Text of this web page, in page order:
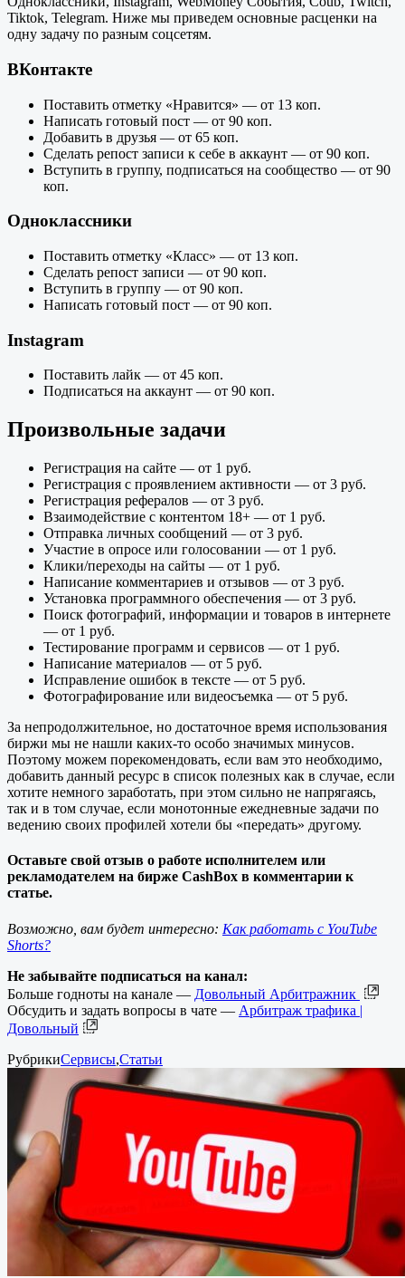
Tiktok, Telegram. Ниже мы приведем основные расценки на
одну задачу по разным соцсетям.
ВКонтакте
Поставить отметку «Нравится» — от 13 коп.
Написать готовый пост — от 90 коп.
Добавить в друзья — от 65 коп.
Сделать репост записи к себе в аккаунт — от 90 коп.
Вступить в группу, подписаться на сообщество — от 90
коп.
Одноклассники
Поставить отметку «Класс» — от 13 коп.
Сделать репост записи — от 90 коп.
Вступить в группу — от 90 коп.
Написать готовый пост — от 90 коп.
Instagram
Поставить лайк — от 45 коп.
Подписаться на аккаунт — от 90 коп.
Произвольные задачи
Регистрация на сайте — от 1 руб.
Регистрация с проявлением активности — от 3 руб.
Регистрация рефералов — от 3 руб.
Взаимодействие с контентом 18+ — от 1 руб.
Отправка личных сообщений — от 3 руб.
Участие в опросе или голосовании — от 1 руб.
Клики/переходы на сайты — от 1 руб.
Написание комментариев и отзывов — от 3 руб.
Установка программного обеспечения — от 3 руб.
Поиск фотографий, информации и товаров в интернете
— от 1 руб.
Тестирование программ и сервисов — от 1 руб.
Написание материалов — от 5 руб.
Исправление ошибок в тексте — от 5 руб.
Фотографирование или видеосъемка — от 5 руб.
За непродолжительное, но достаточное время использования
биржи мы не нашли каких-то особо значимых минусов.
Поэтому можем порекомендовать, если вам это необходимо,
добавить данный ресурс в список полезных как в случае, если
хотите немного заработать, при этом сильно не напрягаясь,
так и в том случае, если монотонные ежедневные задачи по
ведению своих профилей хотели бы «передать» другому.
Оставьте свой отзыв о работе исполнителем или
рекламодателем на бирже CashBox в комментарии к
статье.
Возможно, вам будет интересно: Как работать с YouTube
Shorts?
Не забывайте подписаться на канал:
Больше годноты на канале — Довольный Арбитражник
Обсудить и задать вопросы в чате — Арбитраж трафика |
Довольный
РубрикиСервисы,Статьи